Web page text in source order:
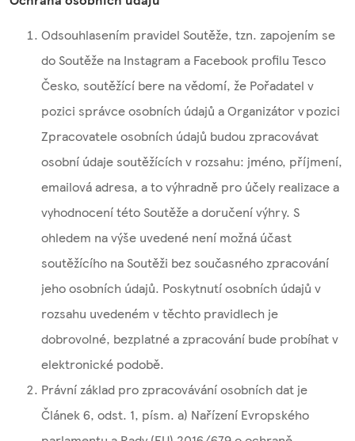
Odsouhlasením pravidel Soutěže, tzn. zapojením se
do Soutěže na Instagram a Facebook profilu Tesco
Česko, soutěžící bere na vědomí, že Pořadatel v
pozici správce osobních údajů a Organizátor v pozici
Zpracovatele osobních údajů budou zpracovávat
osobní údaje soutěžících v rozsahu: jméno, příjmení,
emailová adresa, a to výhradně pro účely realizace a
vyhodnocení této Soutěže a doručení výhry. S
ohledem na výše uvedené není možná účast
soutěžícího na Soutěži bez současného zpracování
jeho osobních údajů. Poskytnutí osobních údajů v
rozsahu uvedeném v těchto pravidlech je
dobrovolné, bezplatné a zpracování bude probíhat v
elektronické podobě.
Právní základ pro zpracovávání osobních dat je
Článek 6, odst. 1, písm. a) Nařízení Evropského